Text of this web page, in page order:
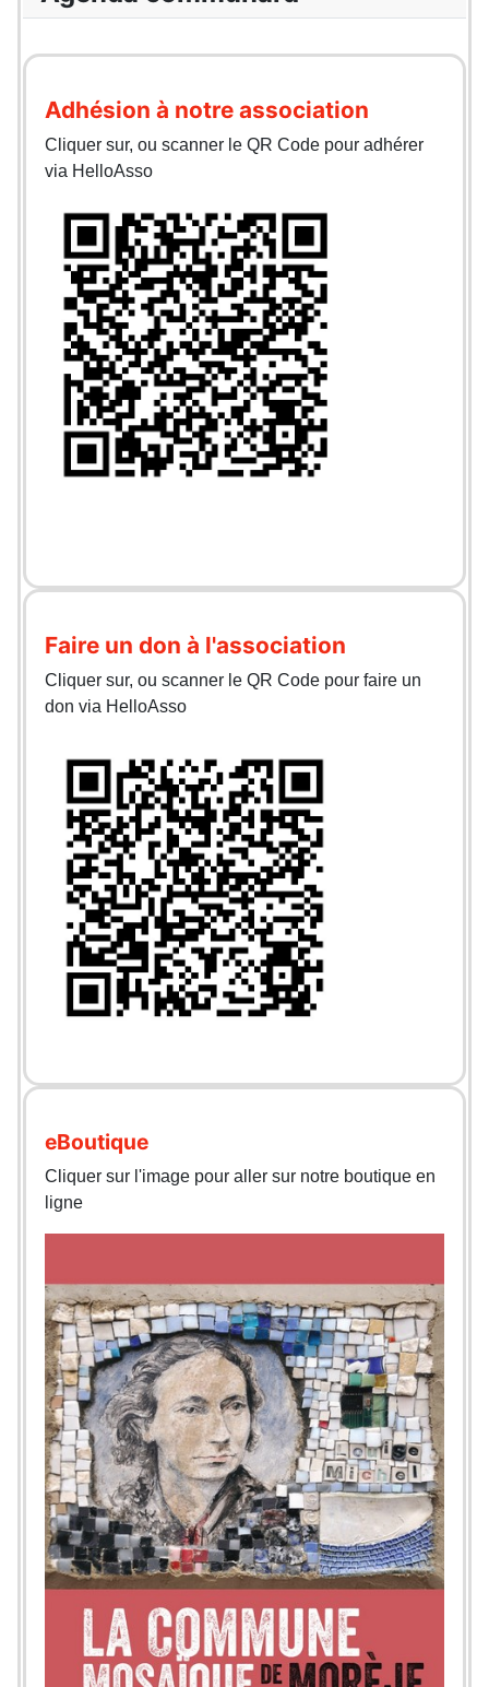
Adhésion à notre association
Cliquer sur, ou scanner le QR Code pour adhérer
via HelloAsso
Faire un don à l'association
Cliquer sur, ou scanner le QR Code pour faire un
don via HelloAsso
eBoutique
Cliquer sur l'image pour aller sur notre boutique en
ligne